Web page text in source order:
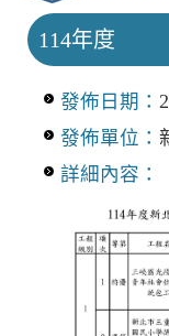
114年度
發佈日期：
發佈單位：
詳細內容：